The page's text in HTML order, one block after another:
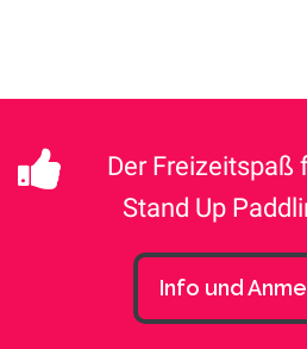
Der Freizeitspaß
Stand Up
Info und